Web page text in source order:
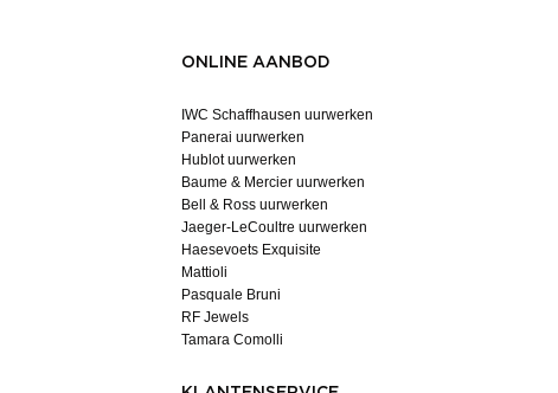
ONLINE AANBOD
IWC Schaffhausen uurwerken
Panerai uurwerken
Hublot uurwerken
Baume & Mercier uurwerken
Bell & Ross uurwerken
Jaeger-LeCoultre uurwerken
Haesevoets Exquisite
Mattioli
Pasquale Bruni
RF Jewels
Tamara Comolli